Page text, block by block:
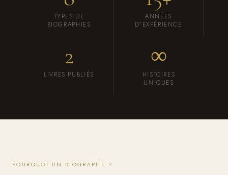
TYPES DE
BIOGRAPHIES
ANNÉES
D'EXPÉRIENCE
2
LIVRES PUBLIÉS
∞
HISTOIRES
UNIQUES
POURQUOI UN BIOGRAPHE ?